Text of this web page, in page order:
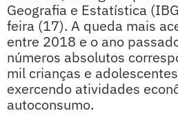
Geografia e Estatística
feira (17). A queda mais
entre 2018 e o ano
números absolutos
mil crianças e
exercendo atividades
autoconsumo.